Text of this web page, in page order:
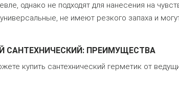
однако не подходят для нанесения на
не имеют резкого запаха и
САНТЕХНИЧЕСКИЙ: ПРЕИМУЩЕСТВА
купить сантехнический герметик от